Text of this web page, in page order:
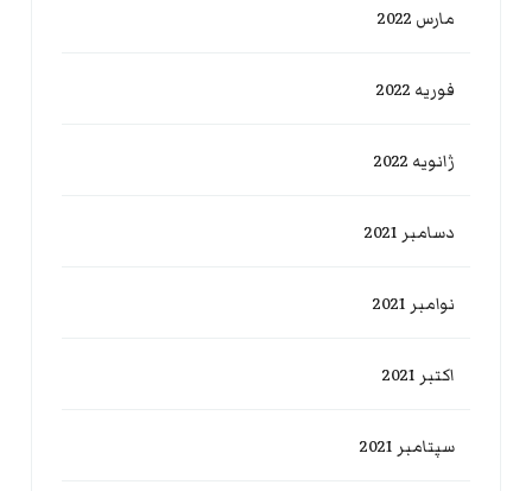
مارس 2022
فوریه 2022
ژانویه 2022
دسامبر 2021
نوامبر 2021
اکتبر 2021
سپتامبر 2021